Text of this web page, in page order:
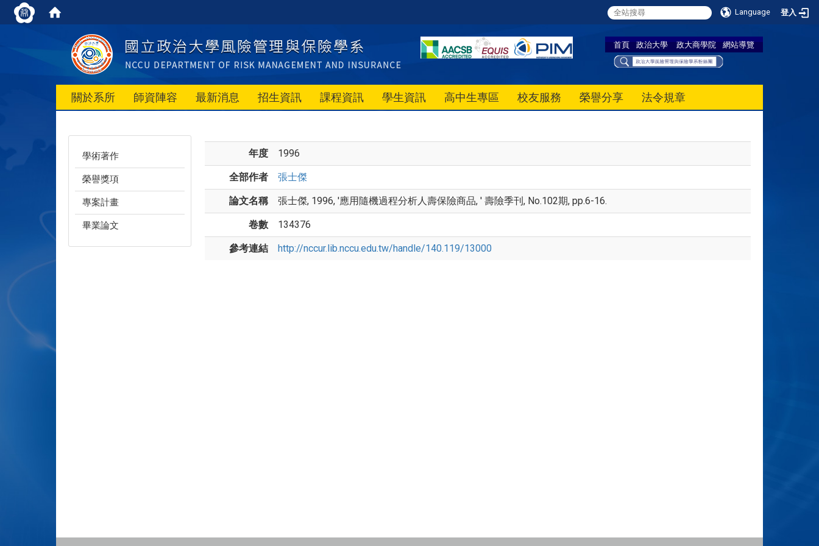
Language 登入
首頁 政治大學 政大商學院 網站導覽
關於系所 師資陣容 最新消息 招生資訊 課程資訊 學生資訊 高中生專區 校友服務 榮譽分享 法令規章
學術著作
榮譽獎項
專案計畫
畢業論文
年度 1996
全部作者 張士傑
論文名稱 張士傑, 1996, '應用隨機過程分析人壽保險商品, ' 壽險季刊, No.102期, pp.6-16.
卷數 134376
參考連結 http://nccur.lib.nccu.edu.tw/handle/140.119/13000